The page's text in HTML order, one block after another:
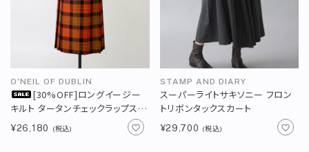
O'NEIL OF DUBLIN
[30%OFF]ロングイージー
キルト タータンチェックラップスカ
ート83cm丈＜2サイズ展開＞
¥26,180 (税込)
STAMP AND DIARY
スーパーライトサキソニー フロン
トリボンタックスカート
¥29,700 (税込)